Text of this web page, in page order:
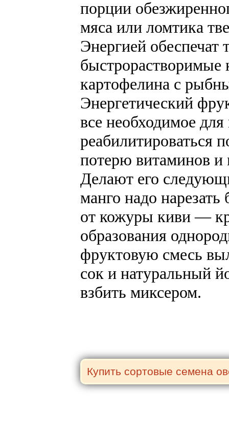
порции
мяса или ломтика
Энергией
быстрорастворимые
картофелина с
Энергетический
все необходимое
реабилитироваться
потерю витаминов и
Делают его
манго надо
от кожуры киви —
образования
фруктовую смесь
сок и натуральный
взбить миксером.